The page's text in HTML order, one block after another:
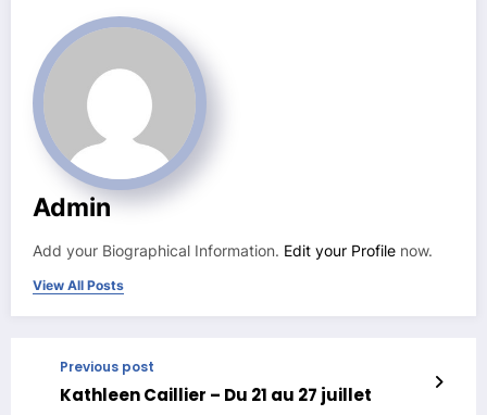
Admin
Add your Biographical Information. Edit your Profile now.
View All Posts
Previous post
Kathleen Caillier – Du 21 au 27 juillet